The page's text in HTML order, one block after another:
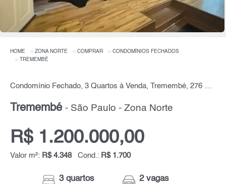
HOME ZONA NORTE COMPRAR
CONDOMÍNIOS FECHADOS
TREMEMBÉ
Condomínio Fechado, 3 Quartos à Venda, Tremembé, 276 m² por R$ 1.200.000,00
Tremembé - São Paulo - Zona Norte
R$ 1.200.000,00
Valor m²: R$ 4.348 Cond.: R$ 1.700
3 quartos 2 vagas